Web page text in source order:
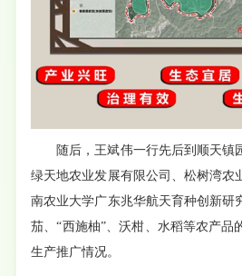
随后，王斌伟一行先后到顺天镇
绿天地农业发展有限公司、松树湾农
南农业大学广东兆华航天育种创新研
茄、“西施柚”、沃柑、水稻等农产品
生产推广情况。